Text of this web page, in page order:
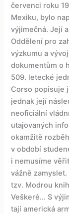
červenci roku
Mexiku, bylo
výjimečná. Její
Oddělení pro
výzkumu a
dokumentům o
509. letecké
Corso popisuje
jednak její
neoficiální
utajovaných
okamžitě
v období
i nemusíme
vážně
tzv. Modrou
Veškeré... S
tají americká